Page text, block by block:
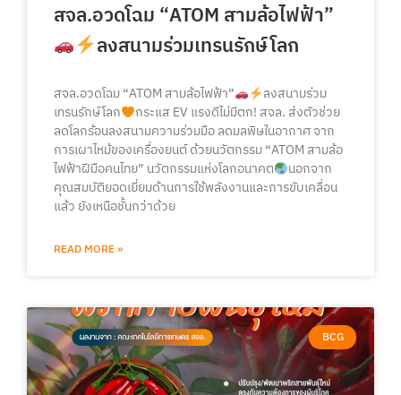
สจล.อวดโฉม “ATOM สามล้อไฟฟ้า”
ลงสนามร่วมเทรนรักษ์โลก
สจล.อวดโฉม “ATOM สามล้อไฟฟ้า”
ลงสนามร่วม
เทรนรักษ์โลก
กระแส EV แรงดีไม่มีตก! สจล. ส่งตัวช่วย
ลดโลกร้อนลงสนามความร่วมมือ ลดมลพิษในอากาศ จาก
การเผาไหม้ของเครื่องยนต์ ด้วยนวัตกรรม “ATOM สามล้อ
ไฟฟ้าฝีมือคนไทย” นวัตกรรมแห่งโลกอนาคต
นอกจาก
คุณสมบัติยอดเยี่ยมด้านการใช้พลังงานและการขับเคลื่อน
แล้ว ยังเหนือชั้นกว่าด้วย
READ MORE »
BCG